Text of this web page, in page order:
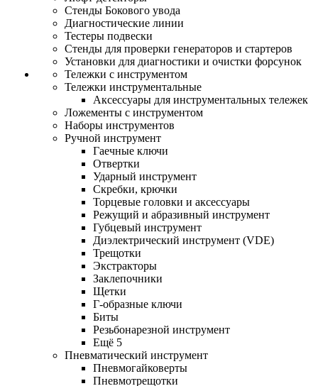
Стенды Бокового увода
Диагностические линии
Тестеры подвески
Стенды для проверки генераторов и стартеров
Установки для диагностики и очистки форсунок
Тележки с инструментом
Тележки инструментальные
Аксессуары для инструментальных тележек
Ложементы с инструментом
Наборы инструментов
Ручной инструмент
Гаечные ключи
Отвертки
Ударный инструмент
Скребки, крючки
Торцевые головки и аксессуары
Режущий и абразивный инструмент
Губцевый инструмент
Диэлектрический инструмент (VDE)
Трещотки
Экстракторы
Заклепочники
Щетки
Г-образные ключи
Биты
Резьбонарезной инструмент
Ещё 5
Пневматический инструмент
Пневмогайковерты
Пневмотрещотки